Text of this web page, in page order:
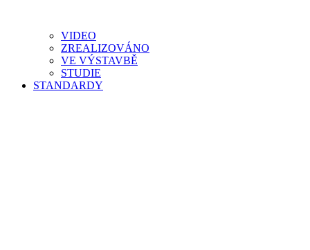
VIDEO
ZREALIZOVÁNO
VE VÝSTAVBĚ
STUDIE
STANDARDY